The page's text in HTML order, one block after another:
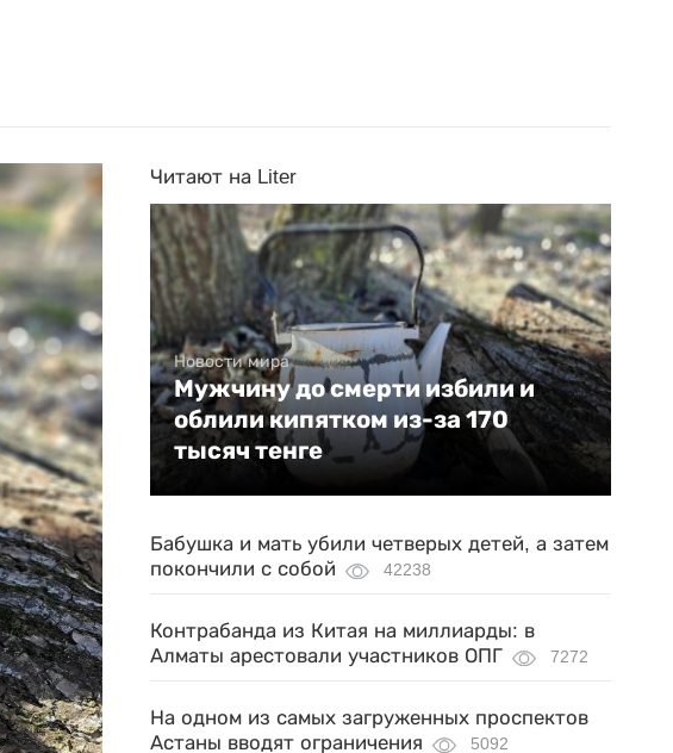
Читают на Liter
Новости мира
Мужчину до смерти избили и
облили кипятком из-за 170
тысяч тенге
Бабушка и мать убили четверых детей, а затем
покончили с собой
42238
Контрабанда из Китая на миллиарды: в
Алматы арестовали участников ОПГ
7272
На одном из самых загруженных проспектов
Астаны вводят ограничения
5092